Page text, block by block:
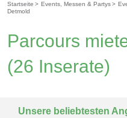
Startseite > Events, Messen & Partys>
Detmold
Parcours
(26 Inserate)
Unsere beliebtesten